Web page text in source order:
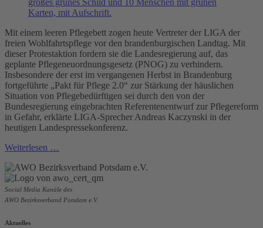
Mit einem leeren Pflegebett zogen heute Vertreter der LIGA der
freien Wohlfahrtspflege vor den brandenburgischen Landtag. Mit
dieser Protestaktion fordern sie die Landesregierung auf, das
geplante Pflegeneuordnungsgesetz (PNOG) zu verhindern.
Insbesondere der erst im vergangenen Herbst in Brandenburg
fortgeführte „Pakt für Pflege 2.0“ zur Stärkung der häuslichen
Situation von Pflegebedürftigen sei durch den von der
Bundesregierung eingebrachten Referentenentwurf zur Pflegereform
in Gefahr, erklärte LIGA-Sprecher Andreas Kaczynski in der
heutigen Landespressekonferenz.
Weiterlesen …
Social Media Kanäle des
AWO Bezirksverband Potsdam e.V.
Aktuelles